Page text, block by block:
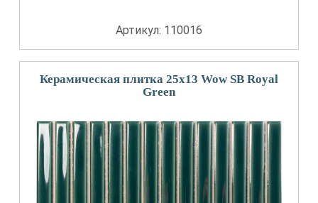
Артикул: 110016
Керамическая плитка 25x13 Wow SB Royal
Green